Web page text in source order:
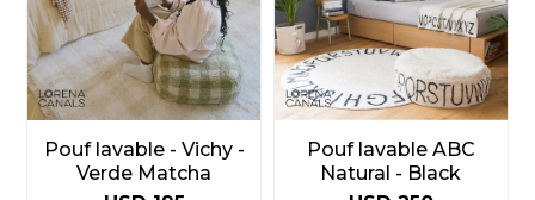
Pouf lavable - Vichy -
Verde Matcha
Pouf lavable ABC
Natural - Black